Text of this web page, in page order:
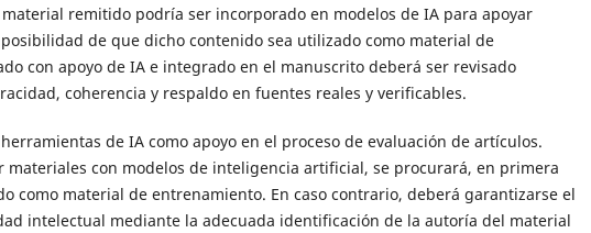
remitido podría ser incorporado en modelos de IA para apoyar
de que dicho contenido sea utilizado como material de
con apoyo de IA e integrado en el manuscrito deberá ser revisado
coherencia y respaldo en fuentes reales y verificables.
de IA como apoyo en el proceso de evaluación de artículos.
con modelos de inteligencia artificial, se procurará, en primera
como material de entrenamiento. En caso contrario, deberá garantizarse el
intelectual mediante la adecuada identificación de la autoría del material